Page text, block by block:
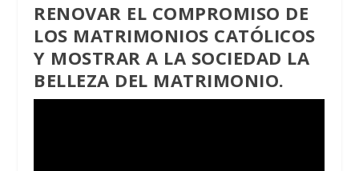
RENOVAR EL COMPROMISO DE
LOS MATRIMONIOS CATÓLICOS
Y MOSTRAR A LA SOCIEDAD LA
BELLEZA DEL MATRIMONIO.